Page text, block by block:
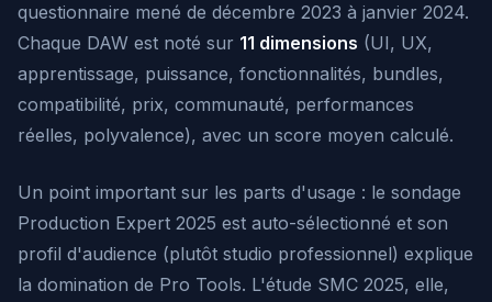
questionnaire mené de décembre 2023 à janvier 2024.
Chaque DAW est noté sur 11 dimensions (UI, UX,
apprentissage, puissance, fonctionnalités, bundles,
compatibilité, prix, communauté, performances
réelles, polyvalence), avec un score moyen calculé.
Un point important sur les parts d'usage : le sondage
Production Expert 2025 est auto-sélectionné et son
profil d'audience (plutôt studio professionnel) explique
la domination de Pro Tools. L'étude SMC 2025, elle,